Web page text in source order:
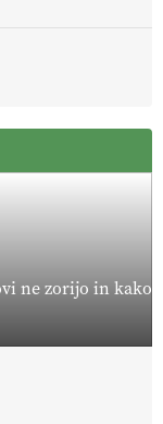
ne zorijo in kako